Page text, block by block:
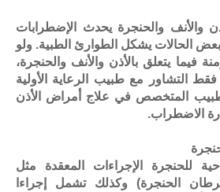
والأنف والحنجرة يحدث الإضطرابات
الحالات يشكل الطوارئ الطبية. ولو
فيما يتعلق بالأذن والأنف والحنجرة،
التشاور مع طبيب الرعاية الأولية
المتخصص في علاج أمراض الأذن
الاضطراب.
للحنجرة الإجراءات المعقدة مثل
الحنجرة) وكذلك تشمل إجراءا